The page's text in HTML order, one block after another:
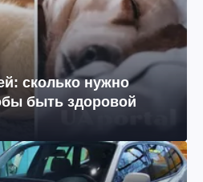
сколько нужно
быть здоровой